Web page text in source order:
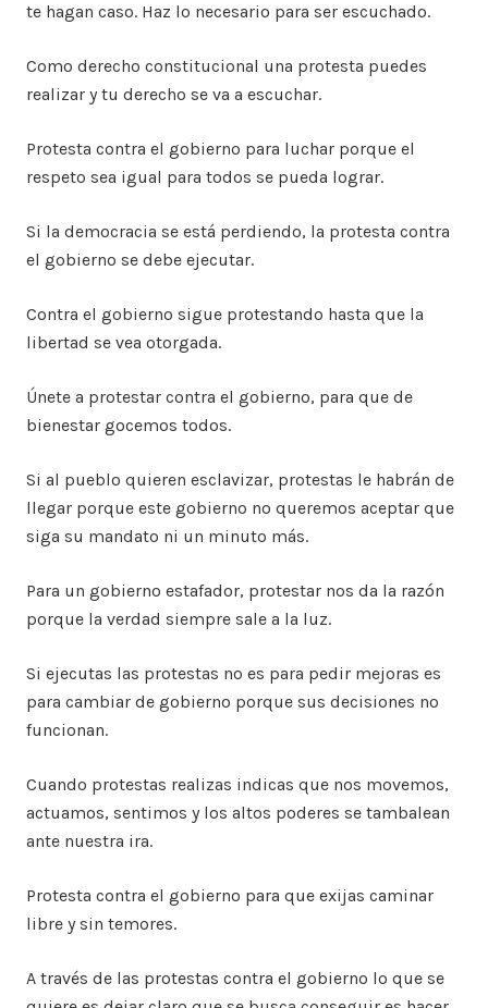
te hagan caso. Haz lo necesario para ser escuchado.
Como derecho constitucional una protesta puedes
realizar y tu derecho se va a escuchar.
Protesta contra el gobierno para luchar porque el
respeto sea igual para todos se pueda lograr.
Si la democracia se está perdiendo, la protesta contra
el gobierno se debe ejecutar.
Contra el gobierno sigue protestando hasta que la
libertad se vea otorgada.
Únete a protestar contra el gobierno, para que de
bienestar gocemos todos.
Si al pueblo quieren esclavizar, protestas le habrán de
llegar porque este gobierno no queremos aceptar que
siga su mandato ni un minuto más.
Para un gobierno estafador, protestar nos da la razón
porque la verdad siempre sale a la luz.
Si ejecutas las protestas no es para pedir mejoras es
para cambiar de gobierno porque sus decisiones no
funcionan.
Cuando protestas realizas indicas que nos movemos,
actuamos, sentimos y los altos poderes se tambalean
ante nuestra ira.
Protesta contra el gobierno para que exijas caminar
libre y sin temores.
A través de las protestas contra el gobierno lo que se